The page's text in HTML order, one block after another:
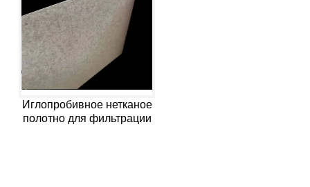
Иглопробивное нетканое
полотно для фильтрации